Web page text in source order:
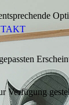
Verfügung